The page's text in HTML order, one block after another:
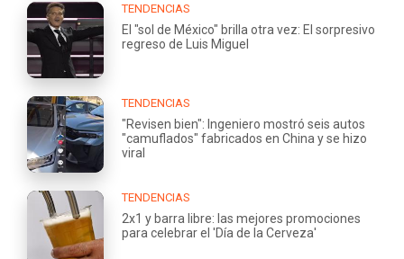
TENDENCIAS
El "sol de México" brilla otra vez: El sorpresivo
regreso de Luis Miguel
TENDENCIAS
"Revisen bien": Ingeniero mostró seis autos
"camuflados" fabricados en China y se hizo
viral
TENDENCIAS
2x1 y barra libre: las mejores promociones
para celebrar el 'Día de la Cerveza'